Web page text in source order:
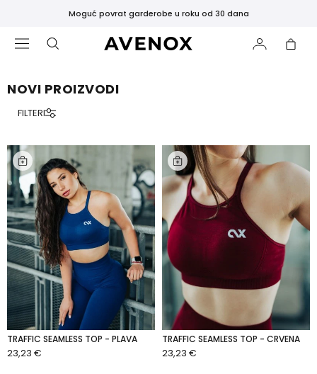
Moguć povrat garderobe u roku od 30 dana
Novi
proizvodi
Najprodavanije
Crne
Tajice
ODJEĆA
NOVI PROIZVODI
FILTERI
TRAFFIC SEAMLESS TOP - PLAVA
23,23 €
TRAFFIC SEAMLESS TOP - CRVENA
23,23 €